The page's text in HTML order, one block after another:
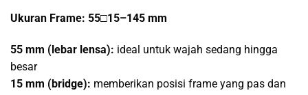
Ukuran Frame: 55□15–145 mm
55 mm (lebar lensa): ideal untuk wajah sedang hingga
besar
15 mm (bridge): memberikan posisi frame yang pas dan